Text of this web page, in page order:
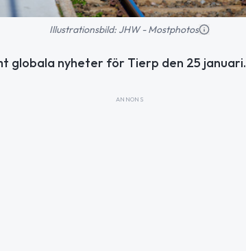
Illustrationsbild: JHW - Mostphotos
globala nyheter för Tierp den 25 januari.
ANNONS